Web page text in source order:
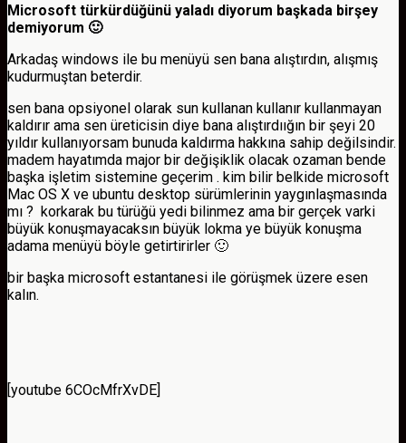
Microsoft türkürdüğünü yaladı diyorum başkada birşey
demiyorum 🙂
Arkadaş windows ile bu menüyü sen bana alıştırdın, alışmış
kudurmuştan beterdir.
sen bana opsiyonel olarak sun kullanan kullanır kullanmayan
kaldırır ama sen üreticisin diye bana alıştırdıığın bir şeyi 20
yıldır kullanıyorsam bunuda kaldırma hakkına sahip değilsindir.
madem hayatımda major bir değişiklik olacak ozaman bende
başka işletim sistemine geçerim . kim bilir belkide microsoft
Mac OS X ve ubuntu desktop sürümlerinin yaygınlaşmasında
mı ? korkarak bu türüğü yedi bilinmez ama bir gerçek varki
büyük konuşmayacaksın büyük lokma ye büyük konuşma
adama menüyü böyle getirtirirler 🙂
bir başka microsoft estantanesi ile görüşmek üzere esen
kalın.
[youtube 6COcMfrXvDE]